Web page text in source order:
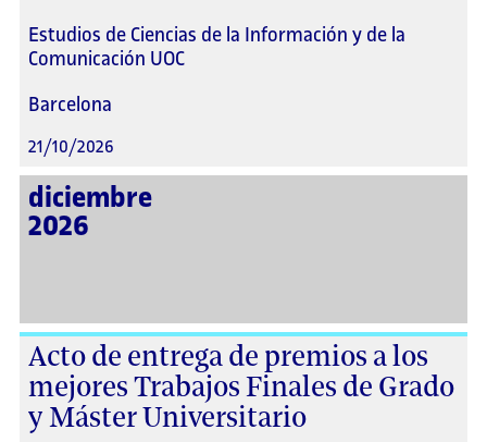
Estudios de Ciencias de la Información y de la
Comunicación UOC
Barcelona
21/10/2026
diciembre
2026
Acto de entrega de premios a los
mejores Trabajos Finales de Grado
y Máster Universitario